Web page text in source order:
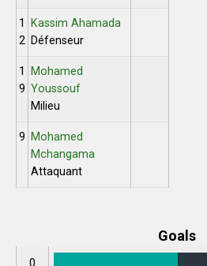
1
2
Kassim Ahamada
Défenseur
1
9
Mohamed
Youssouf
Milieu
9 Mohamed
Mchangama
Attaquant
Goals
0